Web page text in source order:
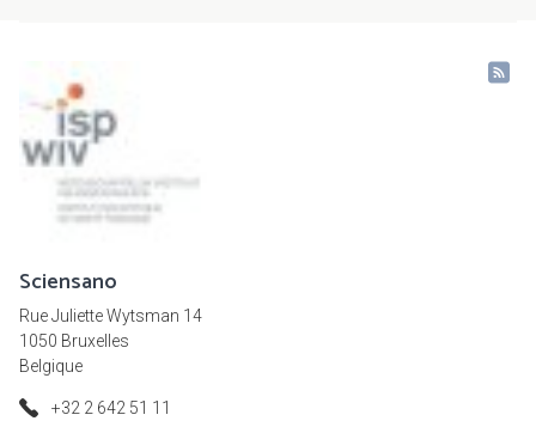
Sciensano
Rue Juliette Wytsman 14
1050 Bruxelles
Belgique
+32 2 642 51 11